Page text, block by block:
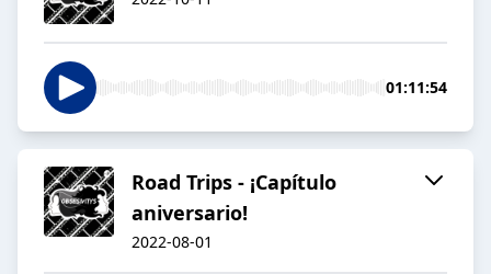
01:11:54
Road Trips - ¡Capítulo
aniversario!
2022-08-01